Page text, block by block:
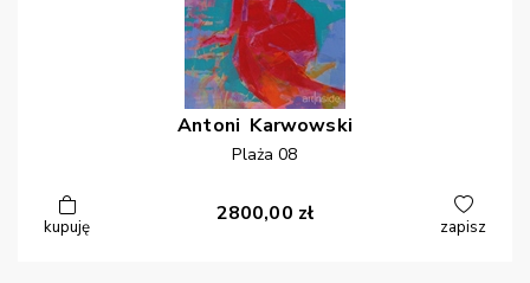
Antoni Karwowski
Plaża 08
kupuję
2800,00 zł
zapisz